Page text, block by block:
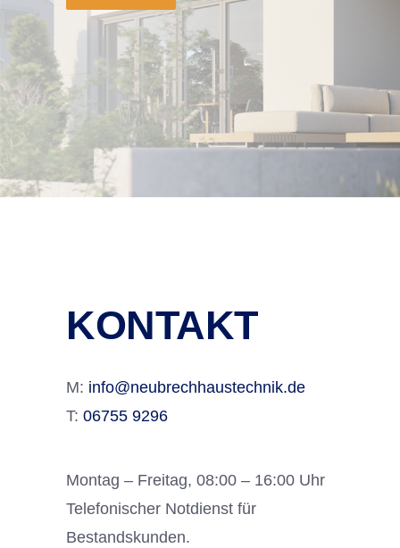
KONTAKT
M: info@neubrechhaustechnik.de
T: 06755 9296
Montag – Freitag, 08:00 – 16:00 Uhr
Telefonischer Notdienst für
Bestandskunden.